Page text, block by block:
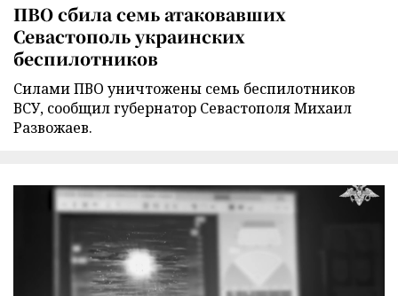
ПВО сбила семь атаковавших
Севастополь украинских
беспилотников
Силами ПВО уничтожены семь беспилотников
ВСУ, сообщил губернатор Севастополя Михаил
Развожаев.